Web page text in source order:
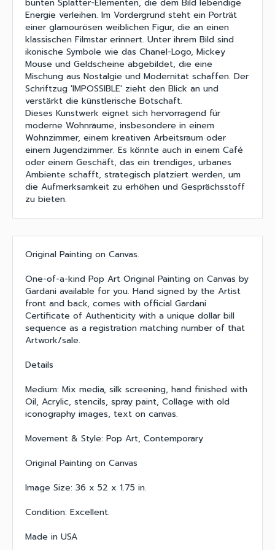
Energie verleihen. Im Vordergrund steht ein Porträt
einer glamourösen weiblichen Figur, die an einen
klassischen Filmstar erinnert. Unter ihrem Bild sind
ikonische Symbole wie das Chanel-Logo, Mickey
Mouse und Geldscheine abgebildet, die eine
Mischung aus Nostalgie und Modernität schaffen. Der
Schriftzug 'IMPOSSIBLE' zieht den Blick an und
verstärkt die künstlerische Botschaft.
Dieses Kunstwerk eignet sich hervorragend für
moderne Wohnräume, insbesondere in einem
Wohnzimmer, einem kreativen Arbeitsraum oder
einem Jugendzimmer. Es könnte auch in einem Café
oder einem Geschäft, das ein trendiges, urbanes
Ambiente schafft, strategisch platziert werden, um
die Aufmerksamkeit zu erhöhen und Gesprächsstoff
zu bieten.
Original Painting on Canvas.
One-of-a-kind Pop Art Original Painting on Canvas by
Gardani available for you. Hand signed by the Artist
front and back, comes with official Gardani
Certificate of Authenticity with a unique dollar bill
sequence as a registration matching number of that
Artwork/sale.
Details
Medium: Mix media, silk screening, hand finished with
Oil, Acrylic, stencils, spray paint, Collage with old
iconography images, text on canvas.
Movement & Style: Pop Art, Contemporary
Original Painting on Canvas
Image Size: 36 x 52 x 1.75 in.
Condition: Excellent.
Made in USA